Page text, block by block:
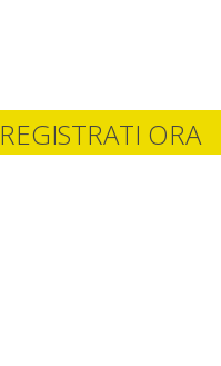
REGISTRATI ORA